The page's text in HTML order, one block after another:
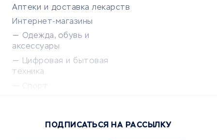
Аптеки и доставка лекарств
Интернет-магазины
Одежда, обувь и
аксессуары
Цифровая и бытовая
техника
Сервисы доставки
ПОДПИСАТЬСЯ НА РАССЫЛКУ